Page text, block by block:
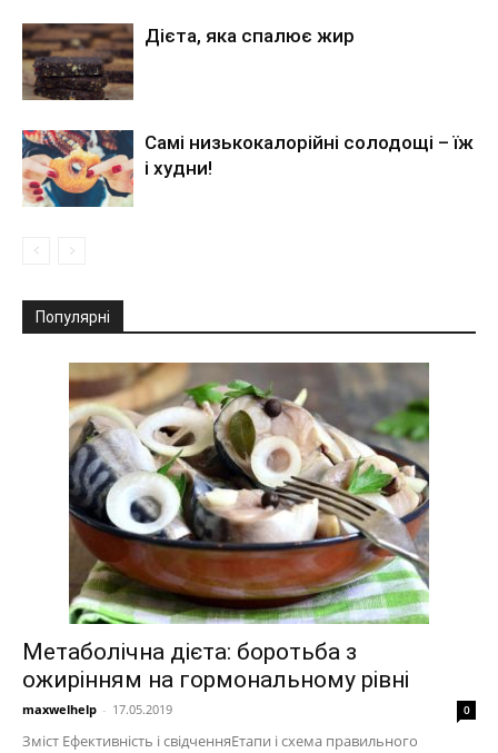
Дієта, яка спалює жир
Самі низькокалорійні солодощі – їж
і худни!
Популярні
Метаболічна дієта: боротьба з
ожирінням на гормональному рівні
maxwelhelp - 17.05.2019 0
Зміст Ефективність і свідченняЕтапи і схема правильного